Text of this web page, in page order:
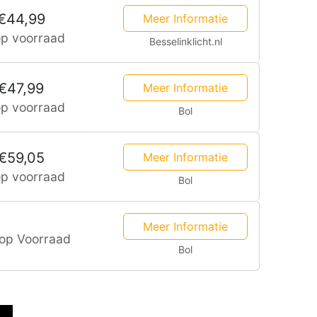
voorraad
Meer Informatie
Besselinklicht.nl
voorraad
Meer Informatie
Bol
voorraad
Meer Informatie
Bol
Voorraad
Meer Informatie
Bol